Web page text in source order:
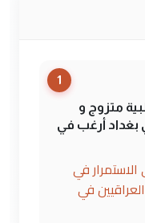
1
متزوج و
بغداد أرغب في
في
العراقيين في